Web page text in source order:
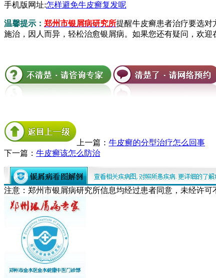
手机版网址:怎样避免牛皮癣复发呢
温馨提示： 郑州市银屑病研究所提醒牛皮癣患者治疗要选对
施治，因人而异，轻松治愈银屑病。如果您还有疑问，欢迎
上一篇： 牛皮癣的分型治疗怎么回事
下一篇： 牛皮癣该怎么防治
注意：郑州市银屑病研究所信息均经过患者同意，未经许可